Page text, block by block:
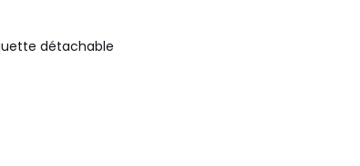
détachable